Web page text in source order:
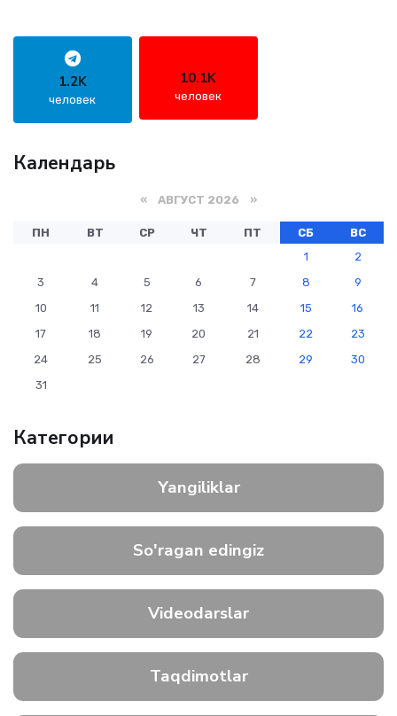
1.2K
человек
10.1K
человек
Календарь
« АВГУСТ 2026 »
ПН ВТ СР ЧТ ПТ СБ
ВС
1
2
3
4 5 6 7 8
9
10
11 12 13 14 15
16
17
18 19 20 21 22
23
24
25 26 27 28 29
30
31
Категории
Yangiliklar
So'ragan edingiz
Videodarslar
Taqdimotlar